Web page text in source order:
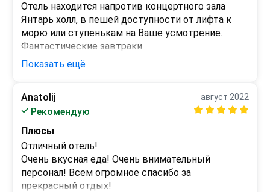
Отель находится напротив концертного зала
Янтарь холл, в пешей доступности от лифта к
морю или ступенькам на Ваше усмотрение.
Фантастические завтраки
Большой, красивый и уютный номер
Уборка два раза в день
улыбкой готов удовлетворить любую
потребность клиентов. Индивидуальный подход
к каждому гостю. Особенно понравилось, что
воспользоваться бесплатными
электросамокатами
Минусы
Мне все безумно понравилось! Нам не хотелось
уезжать и уже хочется вернуться. Как
пожелание, хотелось бы чтобы спа центр
работал до 23:00, а не 22:00.
Показать ещё
Anatolij
Рекомендую
август 2022
Плюсы
Отличный отель!
Очень вкусная еда! Очень внимательный
персонал! Всем огромное спасибо за
прекрасный отдых!